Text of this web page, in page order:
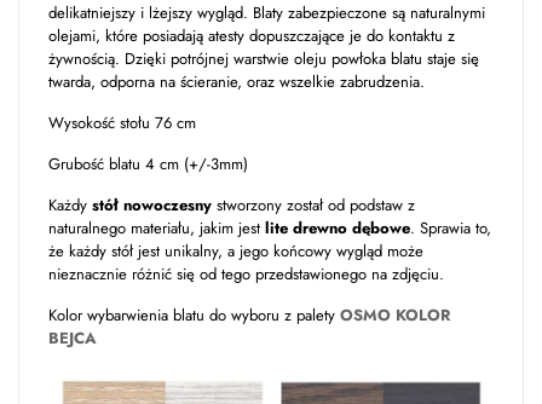
delikatniejszy i lżejszy wygląd. Blaty zabezpieczone są naturalnymi
olejami, które posiadają atesty dopuszczające je do kontaktu z
żywnością. Dzięki potrójnej warstwie oleju powłoka blatu staje się
twarda, odporna na ścieranie, oraz wszelkie zabrudzenia.
Wysokość stołu 76 cm
Grubość blatu 4 cm (+/-3mm)
Każdy stół nowoczesnystworzony został od podstaw z
naturalnego materiału, jakim jest lite drewno dębowe. Sprawia to,
że każdy stół jest unikalny, a jego końcowy wygląd może
nieznacznie różnić się od tego przedstawionego na zdjęciu.
Kolor wybarwienia blatu do wyboru z palety OSMO KOLOR
BEJCA